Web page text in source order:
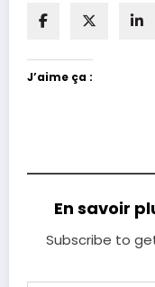
J’aime ça :
En savoir
Subscribe to
Saisissez votre adresse e-mail…